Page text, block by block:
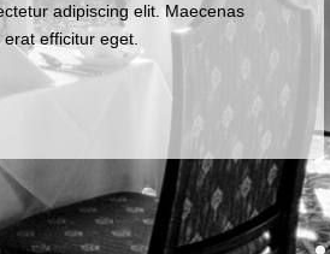
adipiscing elit. Maecenas
efficitur eget.